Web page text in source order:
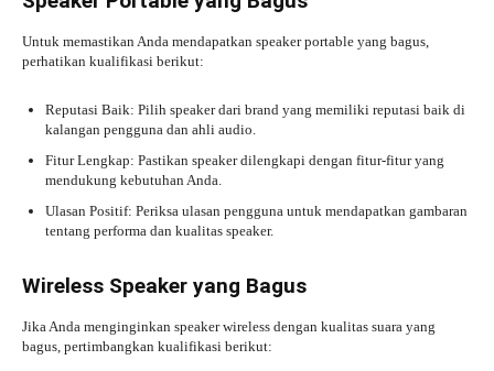
Untuk memastikan Anda mendapatkan speaker portable yang bagus,
perhatikan kualifikasi berikut:
Reputasi Baik: Pilih speaker dari brand yang memiliki reputasi baik di
kalangan pengguna dan ahli audio.
Fitur Lengkap: Pastikan speaker dilengkapi dengan fitur-fitur yang
mendukung kebutuhan Anda.
Ulasan Positif: Periksa ulasan pengguna untuk mendapatkan gambaran
tentang performa dan kualitas speaker.
Wireless Speaker yang Bagus
Jika Anda menginginkan speaker wireless dengan kualitas suara yang
bagus, pertimbangkan kualifikasi berikut: